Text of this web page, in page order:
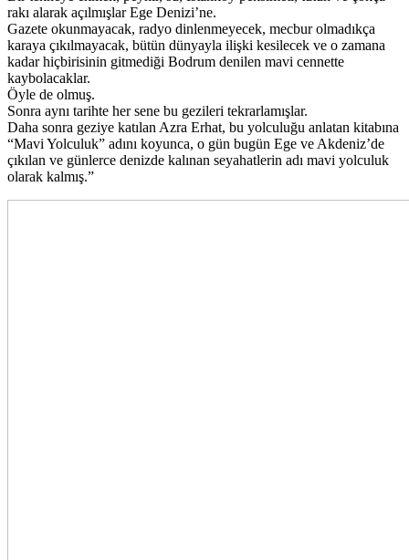
rakı alarak açılmışlar Ege Denizi’ne.
Gazete okunmayacak, radyo dinlenmeyecek, mecbur olmadıkça
karaya çıkılmayacak, bütün dünyayla ilişki kesilecek ve o zamana
kadar hiçbirisinin gitmediği Bodrum denilen mavi cennette
kaybolacaklar.
Öyle de olmuş.
Sonra aynı tarihte her sene bu gezileri tekrarlamışlar.
Daha sonra geziye katılan Azra Erhat, bu yolculuğu anlatan kitabına
“Mavi Yolculuk” adını koyunca, o gün bugün Ege ve Akdeniz’de
çıkılan ve günlerce denizde kalınan seyahatlerin adı mavi yolculuk
olarak kalmış.”